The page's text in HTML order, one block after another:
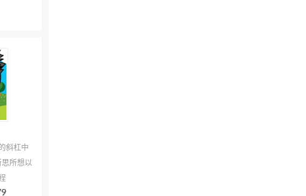
斜杠中
所想以